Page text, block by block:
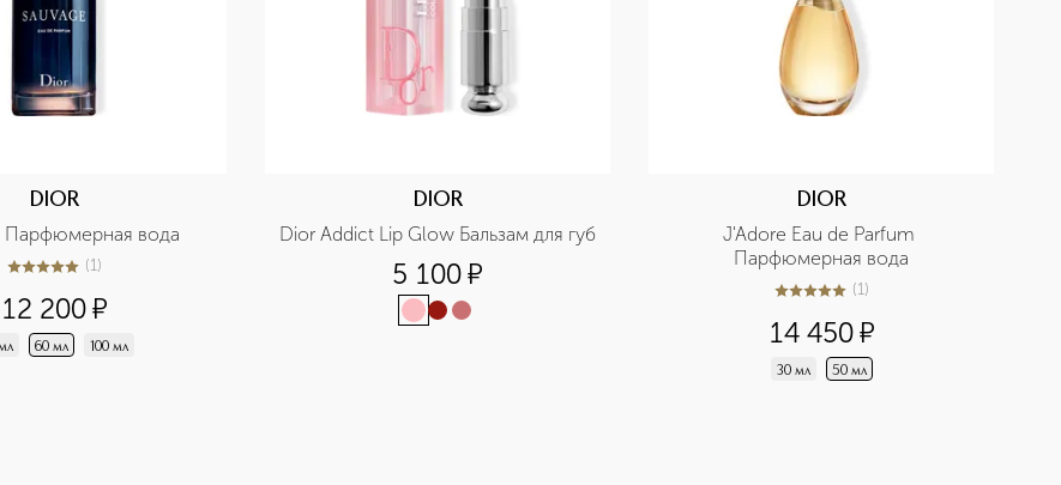
DIOR
Парфюмерная вода
5из 51 (1)
12 200¤
60 мл 100 мл
DIOR
Dior Addict Lip Glow Бальзам для губ
5 100¤
DIOR
J'Adore Eau de Parfum
Парфюмерная вода
5из 51 (1)
14 450¤
30 мл 50 мл